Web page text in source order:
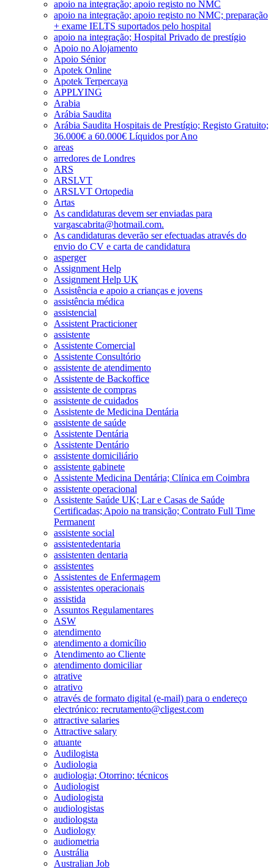
apoio na integração; apoio registo no NMC
apoio na integração; apoio registo no NMC; preparação
+ exame IELTS suportados pelo hospital
apoio na integração; Hospital Privado de prestígio
Apoio no Alojamento
Apoio Sénior
Apotek Online
Apotek Terpercaya
APPLYING
Arabia
Arábia Saudita
Arábia Saudita Hospitais de Prestígio; Registo Gratuito;
36.000€ a 60.000€ Líquidos por Ano
areas
arredores de Londres
ARS
ARSLVT
ARSLVT Ortopedia
Artas
As candidaturas devem ser enviadas para
vargascabrita@hotmail.com.
As candidaturas deverão ser efectuadas através do
envio do CV e carta de candidatura
asperger
Assignment Help
Assignment Help UK
Assistência e apoio a crianças e jovens
assistência médica
assistencial
Assistent Practicioner
assistente
Assistente Comercial
Assistente Consultório
assistente de atendimento
Assistente de Backoffice
assistente de compras
assistente de cuidados
Assistente de Medicina Dentária
assistente de saúde
Assistente Dentária
Assistente Dentário
assistente domiciliário
assistente gabinete
Assistente Medicina Dentária; Clínica em Coimbra
assistente operacional
Assistente Saúde UK; Lar e Casas de Saúde
Certificadas; Apoio na transição; Contrato Full Time
Permanent
assistente social
assistentedentaria
assistenten dentaria
assistentes
Assistentes de Enfermagem
assistentes operacionais
assistida
Assuntos Regulamentares
ASW
atendimento
atendimento a domicílio
Atendimento ao Cliente
atendimento domiciliar
atrative
atrativo
através de formato digital (e-mail) para o endereço
electrónico: recrutamento@cligest.com
attractive salaries
Attractive salary
atuante
Audilogista
Audiologia
audiologia; Otorrino; técnicos
Audiologist
Audiologista
audiologistas
audiologsta
Audiology
audiometria
Austrália
Australian Job